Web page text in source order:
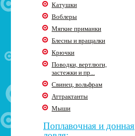
Катушки
Воблеры
Мягкие приманки
Блесны и вращалки
Крючки
Поводки, вертлюги,
застежки и пр...
Свинец, вольфрам
Аттрактанты
Мыши
Поплавочная и донная